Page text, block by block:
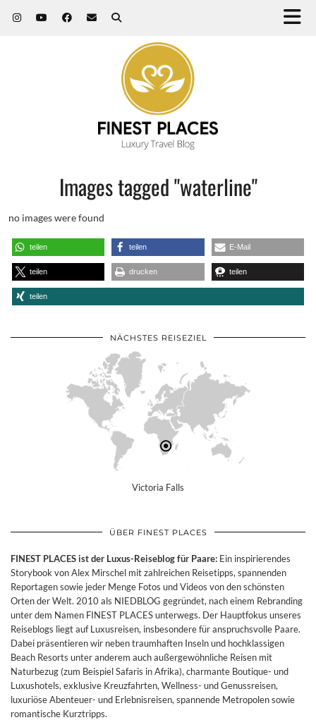
Images tagged "waterline"
no images were found
teilen teilen E-Mail
teilen drucken teilen
teilen
NÄCHSTES REISEZIEL
Victoria Falls
ÜBER FINEST PLACES
FINEST PLACES ist der Luxus-Reiseblog für Paare: Ein inspirierendes
Storybook von Alex Mirschel mit zahlreichen Reisetipps, spannenden
Reportagen sowie jeder Menge Fotos und Videos von den schönsten
Orten der Welt. 2010 als NIEDBLOG gegründet, nach einem Rebranding
unter dem Namen FINEST PLACES unterwegs. Der Hauptfokus unseres
Reiseblogs liegt auf Luxusreisen, insbesondere für anspruchsvolle Paare.
Dabei präsentieren wir neben traumhaften Inseln und hochklassigen
Beach Resorts unter anderem auch außergewöhnliche Reisen mit
Naturbezug (zum Beispiel Safaris in Afrika), charmante Boutique- und
Luxushotels, exklusive Kreuzfahrten, Wellness- und Genussreisen,
luxuriöse Abenteuer- und Erlebnisreisen, spannende Metropolen sowie
romantische Kurztripps.